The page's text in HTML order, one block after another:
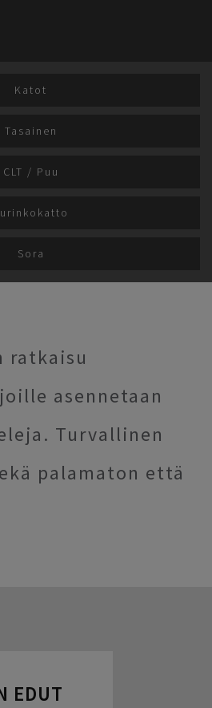
Katot
Tasainen
CLT / Puu
Sora
ratkaisu
asennetaan
Turvallinen
palamaton että
EDUT